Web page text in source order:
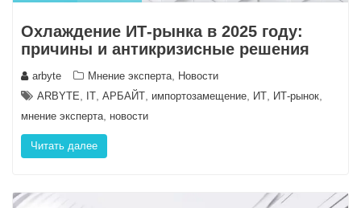
Охлаждение ИТ-рынка в 2025 году:
причины и антикризисные решения
arbyte Мнение эксперта Новости
ARBYTE
IT АРБАЙТ импортозамещение ИТ ИТ-рынок
мнение эксперта новости
Читать далее